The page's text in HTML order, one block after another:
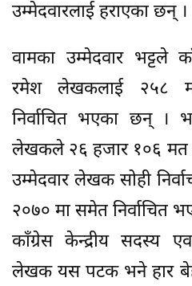
उम्मेदवारलाई हराएका छन् ।
वामका उम्मेदवार भट्टले
रमेश लेखकलाई २५८
निर्वाचित भएका छन् ।
लेखकले २६ हजार १०६ मत
उम्मेदवार लेखक सोही
२०७० मा समेत निर्वाचित
काँग्रेस केन्द्रीय सदस्य
लेखक यस पटक भने हार